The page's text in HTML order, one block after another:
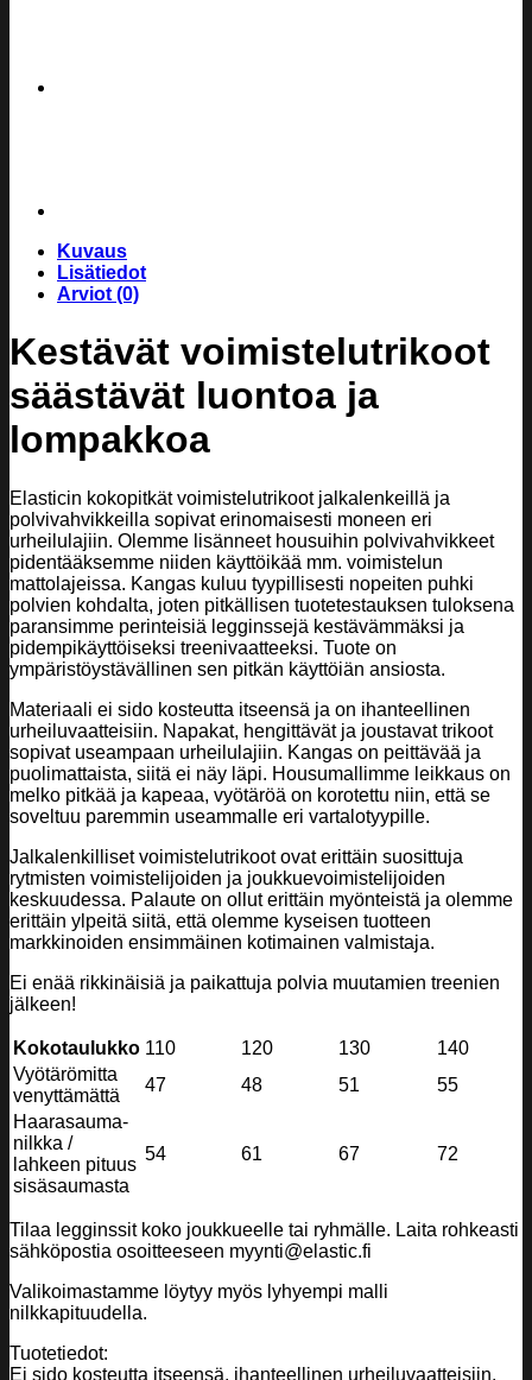
Kuvaus
Lisätiedot
Arviot (0)
Kestävät voimistelutrikoot
säästävät luontoa ja
lompakkoa
Elasticin kokopitkät voimistelutrikoot jalkalenkeillä ja
polvivahvikkeilla sopivat erinomaisesti moneen eri
urheilulajiin. Olemme lisänneet housuihin polvivahvikkeet
pidentääksemme niiden käyttöikää mm. voimistelun
mattolajeissa. Kangas kuluu tyypillisesti nopeiten puhki
polvien kohdalta, joten pitkällisen tuotetestauksen tuloksena
paransimme perinteisiä legginssejä kestävämmäksi ja
pidempikäyttöiseksi treenivaatteeksi. Tuote on
ympäristöystävällinen sen pitkän käyttöiän ansiosta.
Materiaali ei sido kosteutta itseensä ja on ihanteellinen
urheiluvaatteisiin. Napakat, hengittävät ja joustavat trikoot
sopivat useampaan urheilulajiin. Kangas on peittävää ja
puolimattaista, siitä ei näy läpi. Housumallimme leikkaus on
melko pitkää ja kapeaa, vyötäröä on korotettu niin, että se
soveltuu paremmin useammalle eri vartalotyypille.
Jalkalenkilliset voimistelutrikoot ovat erittäin suosittuja
rytmisten voimistelijoiden ja joukkuevoimistelijoiden
keskuudessa. Palaute on ollut erittäin myönteistä ja olemme
erittäin ylpeitä siitä, että olemme kyseisen tuotteen
markkinoiden ensimmäinen kotimainen valmistaja.
Ei enää rikkinäisiä ja paikattuja polvia muutamien treenien
jälkeen!
Kokotaulukko 110 120 130
140
Vyötärömitta
venyttämättä
47 48 51
55
Haarasauma-
nilkka /
lahkeen pituus
sisäsaumasta
54 61 67 72
Tilaa legginssit koko joukkueelle tai ryhmälle. Laita rohkeasti
sähköpostia osoitteeseen myynti@elastic.fi
Valikoimastamme löytyy myös lyhyempi malli
nilkkapituudella.
Tuotetiedot:
Ei sido kosteutta itseensä, ihanteellinen urheiluvaatteisiin.